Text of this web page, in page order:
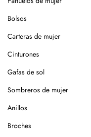
suciedad, limpiar con
productos específicos
lugar seco y con
alejados de fuentes de
Para los modelos de
roce, usa un cepillo
Siempre es mejor
para que se
Si tienes alguna duda,
Bolsos
Carteras de mujer
Cinturones
Gafas de sol
Sombreros de mujer
Anillos
Broches